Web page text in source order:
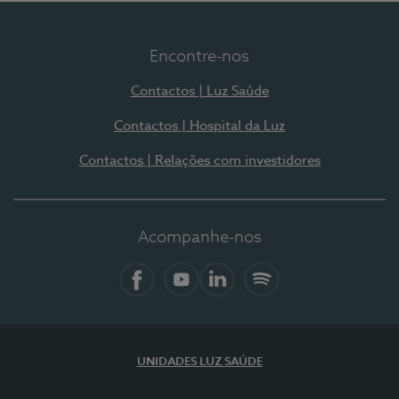
Encontre-nos
Contactos | Luz Saúde
Contactos | Hospital da Luz
Contactos | Relações com investidores
Acompanhe-nos
UNIDADES LUZ SAÚDE